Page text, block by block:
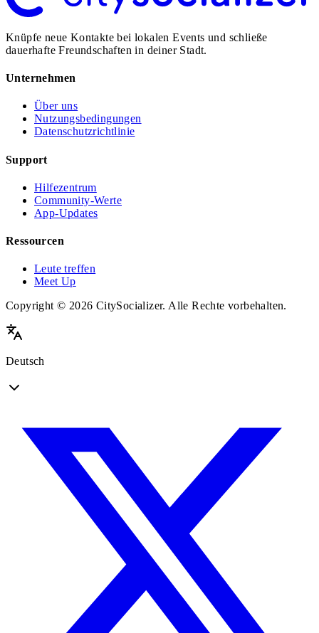
Knüpfe neue Kontakte bei lokalen Events und schließe
dauerhafte Freundschaften in deiner Stadt.
Unternehmen
Über uns
Nutzungsbedingungen
Datenschutzrichtlinie
Support
Hilfezentrum
Community-Werte
App-Updates
Ressourcen
Leute treffen
Meet Up
Copyright © 2026 CitySocializer. Alle Rechte vorbehalten.
Deutsch